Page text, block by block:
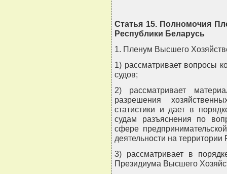
Статья 15. Полномочия
Республики Беларусь
1. Пленум Высшего
1) рассматривает вопросы
судов;
2) рассматривает
разрешения
статистики и дает в
судам разъяснения по
сфере
деятельности на территории
3) рассматривает в
Президиума Высшего